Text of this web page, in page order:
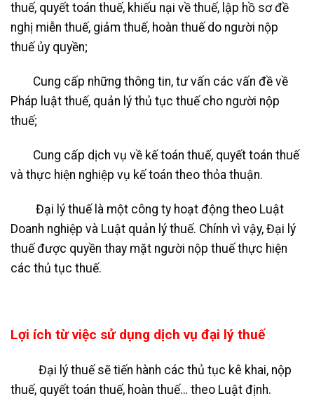
thuế, quyết toán thuế, khiếu nại về thuế, lập hồ sơ đề
nghị miễn thuế, giảm thuế, hoàn thuế do người nộp
thuế ủy quyền;
Cung cấp những thông tin, tư vấn các vấn đề về
Pháp luật thuế, quản lý thủ tục thuế cho người nộp
thuế;
Cung cấp dịch vụ về kế toán thuế, quyết toán thuế
và thực hiện nghiệp vụ kế toán theo thỏa thuận.
Đại lý thuế là một công ty hoạt động theo Luật
Doanh nghiệp và Luật quản lý thuế. Chính vì vậy, Đại lý
thuế được quyền thay mặt người nộp thuế thực hiện
các thủ tục thuế.
Lợi ích từ việc sử dụng dịch vụ đại lý thuế
Đại lý thuế sẽ tiến hành các thủ tục kê khai, nộp
thuế, quyết toán thuế, hoàn thuế… theo Luật định.